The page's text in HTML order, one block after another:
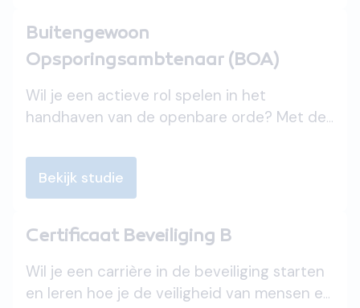
in diverse technische branches en een
waardevolle aanvulling op je cv.
Buitengewoon
Opsporingsambtenaar (BOA)
Wil je een actieve rol spelen in het
handhaven van de openbare orde? Met de
Opsporingsambtenaar (BOA) leer je
strafbare feiten signaleren en optreden
binnen de wettelijke kaders. Ontwikkel
kennis van het Nederlandse recht en train
je gespreks- en benaderingstechnieken.
Schrijf je vandaag nog in en draag bij aan
een veilige samenleving!
Bekijk studie
Certificaat Beveiliging B
Wil je een carrière in de beveiliging starten
en leren hoe je de veiligheid van mensen en